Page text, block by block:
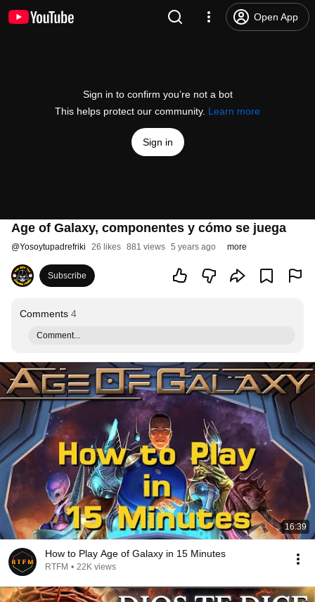
Open App
Sign in to confirm you’re not a bot
This helps protect our community. Learn more
Sign in
Age of Galaxy, componentes y cómo se juega
@Yosoytupadrefriki 26 likes 881 views 5 years ago more
Subscribe
Comments 4
Comment...
16:39
How to Play Age of Galaxy in 15 Minutes
RTFM • 22K views